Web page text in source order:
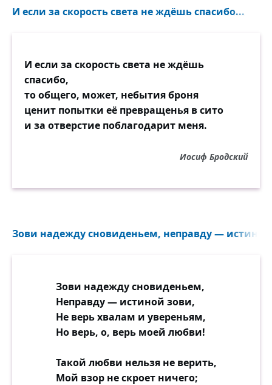
И если за скорость света не ждёшь спасибо...
И если за скорость света не ждёшь
спасибо,
то общего, может, небытия броня
ценит попытки её превращенья в сито
и за отверстие поблагодарит меня.
Иосиф Бродский
Зови надежду сновиденьем, неправду —
Зови надежду сновиденьем,
Неправду — истиной зови,
Не верь хвалам и увереньям,
Но верь, о, верь моей любви!
Такой любви нельзя не верить,
Мой взор не скроет ничего;